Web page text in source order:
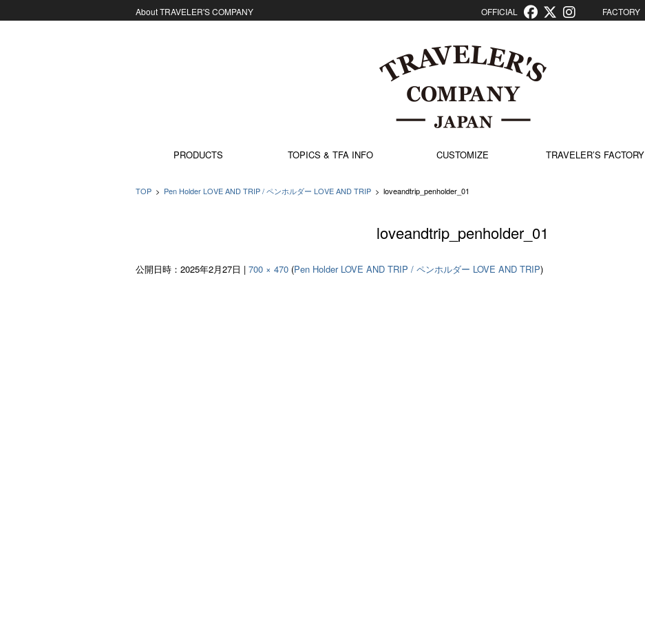
About TRAVELER'S COMPANY OFFICIAL FACTORY
PRODUCTS
TOPICS & TFA INFO CUSTOMIZE TRAVELER’S FACTORY
TOP > Pen Holder LOVE AND TRIP / ペンホルダー LOVE AND TRIP > loveandtrip_penholder_01
loveandtrip_penholder_01
公開日時： 2025年2月27日 | 700 × 470 (Pen Holder LOVE AND TRIP / ペンホルダー LOVE AND TRIP)